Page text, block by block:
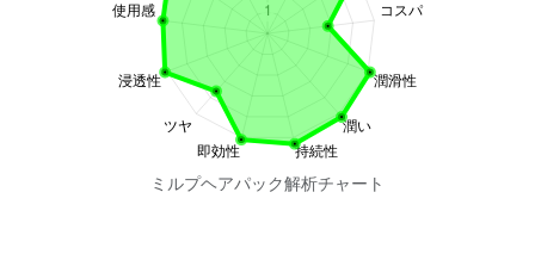
ミルプヘアパック解析チャート